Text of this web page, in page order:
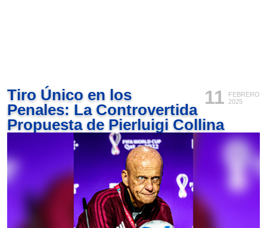
11
FEBRERO
2025
Tiro Único en los
Penales: La Controvertida
Propuesta de Pierluigi Collina